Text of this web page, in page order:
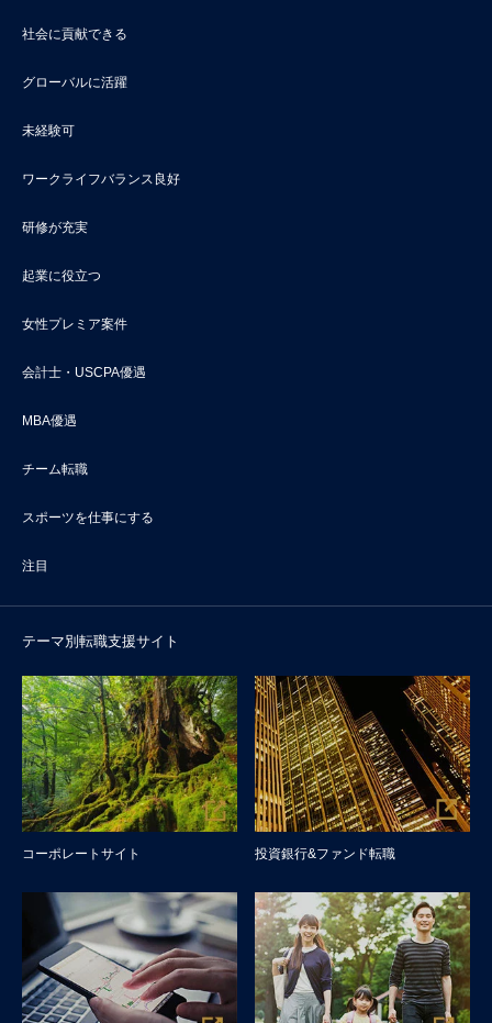
社会に貢献できる
グローバルに活躍
未経験可
ワークライフバランス良好
研修が充実
起業に役立つ
女性プレミア案件
会計士・USCPA優遇
MBA優遇
チーム転職
スポーツを仕事にする
注目
テーマ別転職支援サイト
コーポレートサイト 投資銀行&ファンド転職